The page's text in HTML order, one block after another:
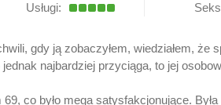
Usługi:
gdy ją zobaczyłem, wiedziałem, że
najbardziej przyciąga, to jej
co było mega satysfakcjonujące.